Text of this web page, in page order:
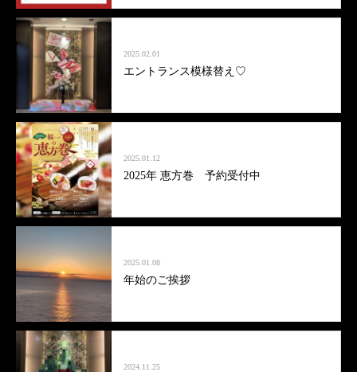
2025.02.01
エントランス模様替え♡
2025.01.12
2025年 恵方巻 予約受付中
2025.01.08
年始のご挨拶
2024.11.25